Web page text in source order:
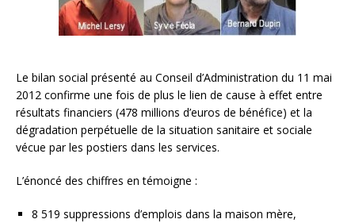
Le bilan social présenté au Conseil d’Administration du 11 mai
2012 confirme une fois de plus le lien de cause à effet entre
résultats financiers (478 millions d’euros de bénéfice) et la
dégradation perpétuelle de la situation sanitaire et sociale
vécue par les postiers dans les services.
L’énoncé des chiffres en témoigne :
8 519 suppressions d’emplois dans la maison mère,